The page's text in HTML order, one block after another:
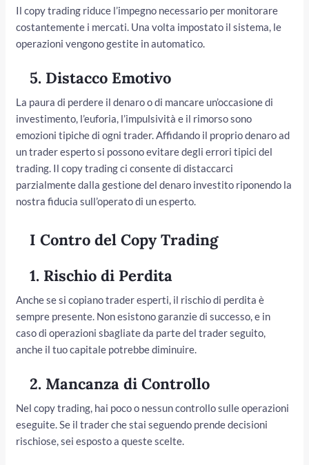
Il copy trading riduce l’impegno necessario per monitorare
costantemente i mercati. Una volta impostato il sistema, le
operazioni vengono gestite in automatico.
5. Distacco Emotivo
La paura di perdere il denaro o di mancare un’occasione di
investimento, l’euforia, l’impulsività e il rimorso sono
emozioni tipiche di ogni trader. Affidando il proprio denaro ad
un trader esperto si possono evitare degli errori tipici del
trading. Il copy trading ci consente di distaccarci
parzialmente dalla gestione del denaro investito riponendo la
nostra fiducia sull’operato di un esperto.
I Contro del Copy Trading
1. Rischio di Perdita
Anche se si copiano trader esperti, il rischio di perdita è
sempre presente. Non esistono garanzie di successo, e in
caso di operazioni sbagliate da parte del trader seguito,
anche il tuo capitale potrebbe diminuire.
2. Mancanza di Controllo
Nel copy trading, hai poco o nessun controllo sulle operazioni
eseguite. Se il trader che stai seguendo prende decisioni
rischiose, sei esposto a queste scelte.